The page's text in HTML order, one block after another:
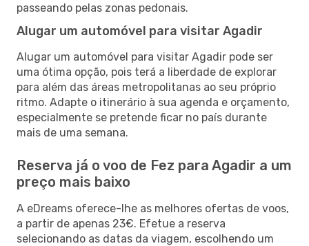
passeando pelas zonas pedonais.
Alugar um automóvel para visitar Agadir
Alugar um automóvel para visitar Agadir pode ser
uma ótima opção, pois terá a liberdade de explorar
para além das áreas metropolitanas ao seu próprio
ritmo. Adapte o itinerário à sua agenda e orçamento,
especialmente se pretende ficar no país durante
mais de uma semana.
Reserva já o voo de Fez para Agadir a um
preço mais baixo
A eDreams oferece-lhe as melhores ofertas de voos,
a partir de apenas 23€. Efetue a reserva
selecionando as datas da viagem, escolhendo um